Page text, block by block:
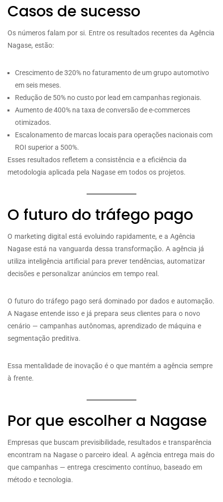
Casos de sucesso
Os números falam por si. Entre os resultados recentes da Agência
Nagase, estão:
Crescimento de 320% no faturamento de um grupo automotivo
em seis meses.
Redução de 50% no custo por lead em campanhas regionais.
Aumento de 400% na taxa de conversão de e-commerces
otimizados.
Escalonamento de marcas locais para operações nacionais com
ROI superior a 500%.
Esses resultados refletem a consistência e a eficiência da
metodologia aplicada pela Nagase em todos os projetos.
O futuro do tráfego pago
O marketing digital está evoluindo rapidamente, e a Agência
Nagase está na vanguarda dessa transformação. A agência já
utiliza inteligência artificial para prever tendências, automatizar
decisões e personalizar anúncios em tempo real.
O futuro do tráfego pago será dominado por dados e automação.
A Nagase entende isso e já prepara seus clientes para o novo
cenário — campanhas autônomas, aprendizado de máquina e
segmentação preditiva.
Essa mentalidade de inovação é o que mantém a agência sempre
à frente.
Por que escolher a Nagase
Empresas que buscam previsibilidade, resultados e transparência
encontram na Nagase o parceiro ideal. A agência entrega mais do
que campanhas — entrega crescimento contínuo, baseado em
método e tecnologia.